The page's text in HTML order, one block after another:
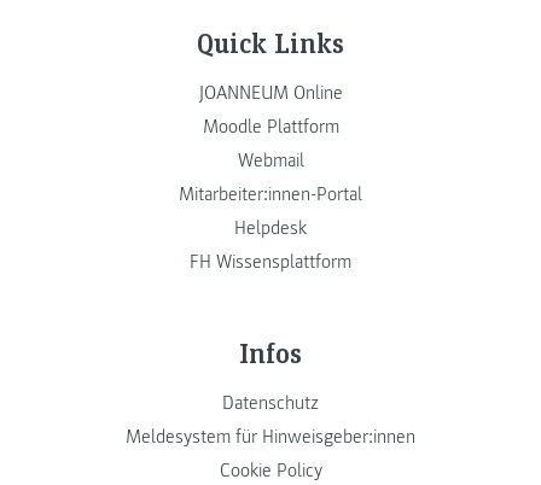
Quick Links
JOANNEUM Online
Moodle Plattform
Webmail
Mitarbeiter:innen-Portal
Helpdesk
FH Wissensplattform
Infos
Datenschutz
Meldesystem für Hinweisgeber:innen
Cookie Policy